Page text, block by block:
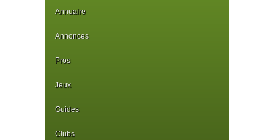
Annuaire
Annonces
Pros
Jeux
Guides
Clubs